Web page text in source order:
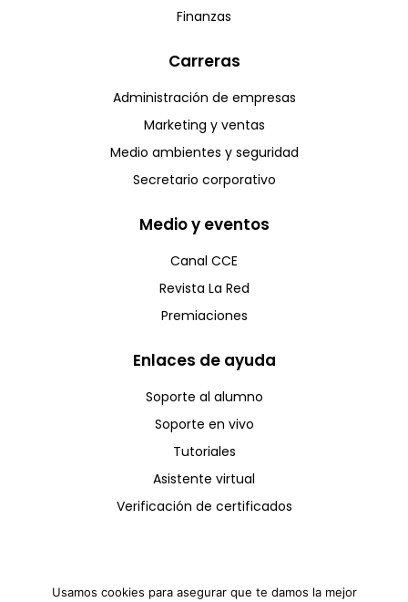
Finanzas
Carreras
Administración de empresas
Marketing y ventas
Medio ambientes y seguridad
Secretario corporativo
Medio y eventos
Canal CCE
Revista La Red
Premiaciones
Enlaces de ayuda
Soporte al alumno
Soporte en vivo
Tutoriales
Asistente virtual
Verificación de certificados
Usamos cookies para asegurar que te damos la mejor